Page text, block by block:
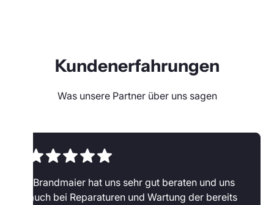
Kundenerfahrungen
Was unsere Partner über uns sagen
"Brandmaier hat uns sehr gut beraten und uns
auch bei Reparaturen und Wartung der bereits